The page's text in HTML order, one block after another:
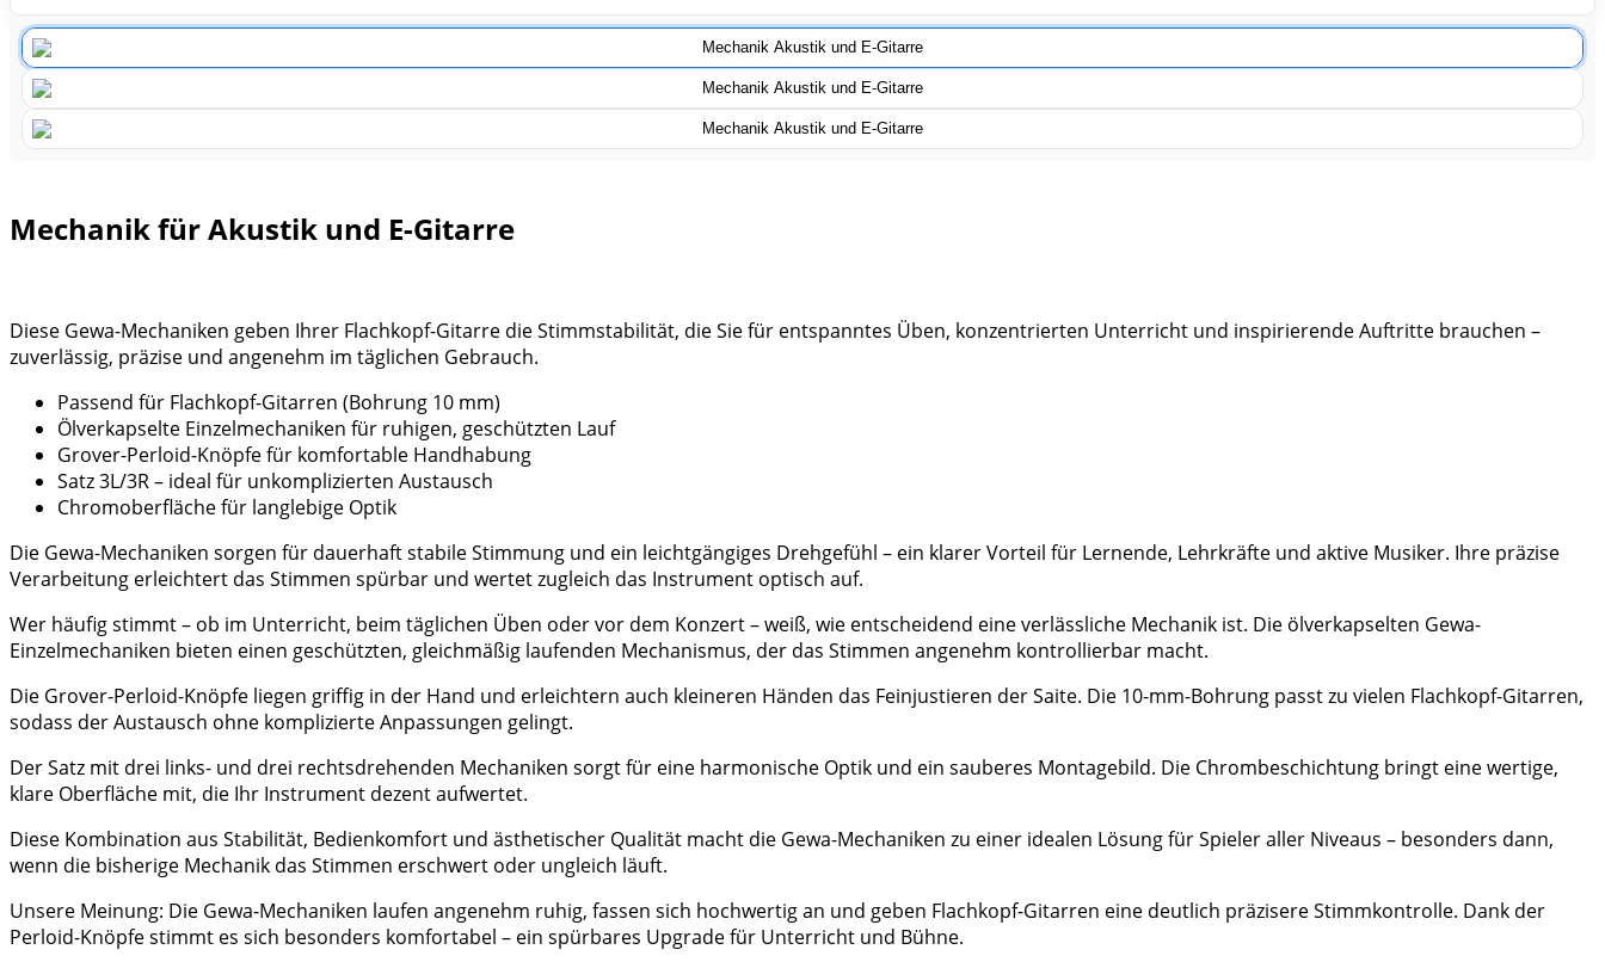
Mechanik für Akustik und E-Gitarre
Diese Gewa-Mechaniken geben Ihrer Flachkopf-Gitarre die Stimmstabilität, die Sie für entspanntes Üben, konzentrierten Unterricht und inspirierende Auftritte brauchen –
zuverlässig, präzise und angenehm im täglichen Gebrauch.
Passend für Flachkopf-Gitarren (Bohrung 10 mm)
Ölverkapselte Einzelmechaniken für ruhigen, geschützten Lauf
Grover-Perloid-Knöpfe für komfortable Handhabung
Satz 3L/3R – ideal für unkomplizierten Austausch
Chromoberfläche für langlebige Optik
Die Gewa-Mechaniken sorgen für dauerhaft stabile Stimmung und ein leichtgängiges Drehgefühl – ein klarer Vorteil für Lernende, Lehrkräfte und aktive Musiker. Ihre präzise
Verarbeitung erleichtert das Stimmen spürbar und wertet zugleich das Instrument optisch auf.
Wer häufig stimmt – ob im Unterricht, beim täglichen Üben oder vor dem Konzert – weiß, wie entscheidend eine verlässliche Mechanik ist. Die ölverkapselten Gewa-
Einzelmechaniken bieten einen geschützten, gleichmäßig laufenden Mechanismus, der das Stimmen angenehm kontrollierbar macht.
Die Grover-Perloid-Knöpfe liegen griffig in der Hand und erleichtern auch kleineren Händen das Feinjustieren der Saite. Die 10-mm-Bohrung passt zu vielen Flachkopf-Gitarren,
sodass der Austausch ohne komplizierte Anpassungen gelingt.
Der Satz mit drei links- und drei rechtsdrehenden Mechaniken sorgt für eine harmonische Optik und ein sauberes Montagebild. Die Chrombeschichtung bringt eine wertige,
klare Oberfläche mit, die Ihr Instrument dezent aufwertet.
Diese Kombination aus Stabilität, Bedienkomfort und ästhetischer Qualität macht die Gewa-Mechaniken zu einer idealen Lösung für Spieler aller Niveaus – besonders dann,
wenn die bisherige Mechanik das Stimmen erschwert oder ungleich läuft.
Unsere Meinung: Die Gewa-Mechaniken laufen angenehm ruhig, fassen sich hochwertig an und geben Flachkopf-Gitarren eine deutlich präzisere Stimmkontrolle. Dank der
Perloid-Knöpfe stimmt es sich besonders komfortabel – ein spürbares Upgrade für Unterricht und Bühne.